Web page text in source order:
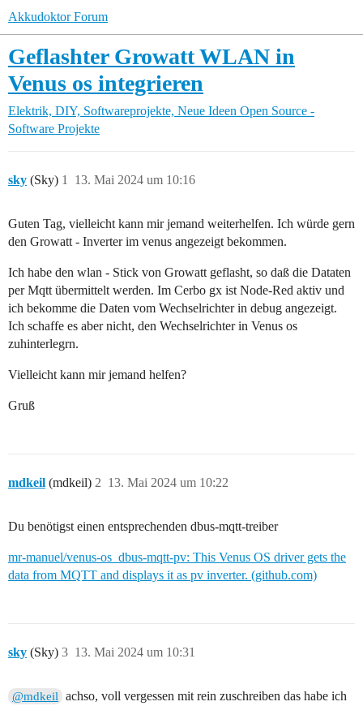
Akkudoktor Forum
Geflashter Growatt WLAN in
Venus os integrieren
Elektrik, DIY, Softwareprojekte, Neue Ideen Open Source -
Software Projekte
sky (Sky) 13. Mai 2024 um 10:16
1
Guten Tag, vielleicht kann mir jemand weiterhelfen. Ich würde gern
den Growatt - Inverter im venus angezeigt bekommen.
Ich habe den wlan - Stick von Growatt geflasht, so daß die Dataten
per Mqtt übermittelt werden. Im Cerbo gx ist Node-Red aktiv und
ich bekomme die Daten vom Wechselrichter in debug angezeigt.
Ich schaffe es aber nicht, den Wechselrichter in Venus os
zuhinterlegrn.
Vielleicht kann mir jemand helfen?
Gruß
mdkeil (mdkeil) 13. Mai 2024 um 10:22
2
Du benötigst einen entsprechenden dbus-mqtt-treiber
mr-manuel/venus-os_dbus-mqtt-pv: This Venus OS driver gets the
data from MQTT and displays it as pv inverter. (github.com)
sky (Sky) 13. Mai 2024 um 10:31
3
@mdkeil
achso, voll vergessen mit rein zuschreiben das habe ich